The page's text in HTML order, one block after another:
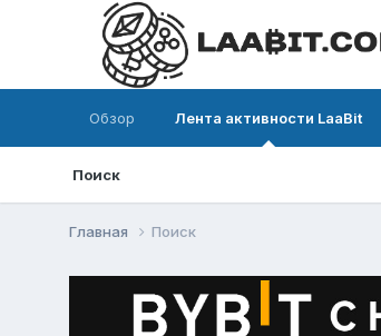
Обзор Лента активности LaaBit
Поиск
Главная Поиск